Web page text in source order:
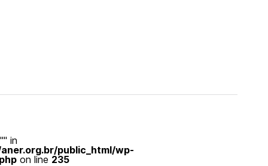
in
public_html/wp-
on line 235